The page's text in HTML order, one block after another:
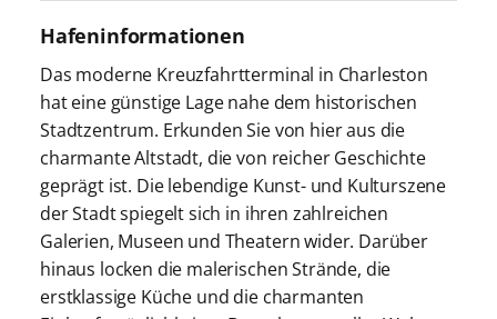
Hafeninformationen
Das moderne Kreuzfahrtterminal in Charleston
hat eine günstige Lage nahe dem historischen
Stadtzentrum. Erkunden Sie von hier aus die
charmante Altstadt, die von reicher Geschichte
geprägt ist. Die lebendige Kunst- und Kulturszene
der Stadt spiegelt sich in ihren zahlreichen
Galerien, Museen und Theatern wider. Darüber
hinaus locken die malerischen Strände, die
erstklassige Küche und die charmanten